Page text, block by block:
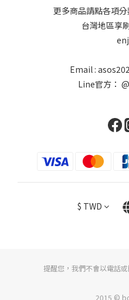
更多商品請點各項
台灣地區享
Email :
Line官方：
$ TWD
提醒您，我們不會以電話
2015 ©